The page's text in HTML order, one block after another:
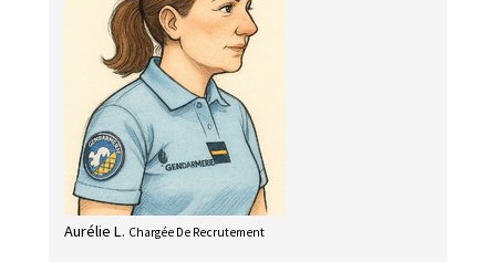
Aurélie L. Chargée De Recrutement